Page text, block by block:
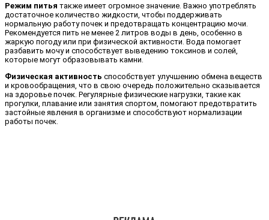
Режим питья также имеет огромное значение. Важно употреблять
достаточное количество жидкости, чтобы поддерживать
нормальную работу почек и предотвращать концентрацию мочи.
Рекомендуется пить не менее 2 литров воды в день, особенно в
жаркую погоду или при физической активности. Вода помогает
разбавить мочу и способствует выведению токсинов и солей,
которые могут образовывать камни.
Физическая активность способствует улучшению обмена веществ
и кровообращения, что в свою очередь положительно сказывается
на здоровье почек. Регулярные физические нагрузки, такие как
прогулки, плавание или занятия спортом, помогают предотвратить
застойные явления в организме и способствуют нормализации
работы почек.